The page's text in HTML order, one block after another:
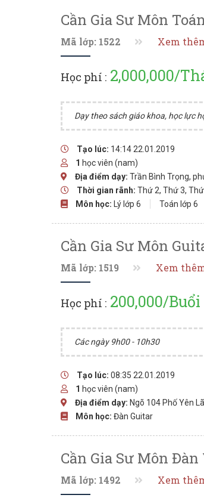
Cần Gia Sư Môn
Mã lớp: 1522 Xem
Học phí : 2,000,000/
Dạy theo sách giáo khoa, học lực
Tạo lúc: 14:14 22.01.2019
1 học viên (nam)
Địa điểm dạy: Trần Bình Trọng,
Thời gian rãnh: Thứ 2, Thứ 3,
Môn học:
Lý lớp 6 Toán lớp 6
Cần Gia Sư Môn
Mã lớp: 1519 Xem
Học phí : 200,000/Buổi
Các ngày 9h00 - 10h30
Tạo lúc: 08:35 22.01.2019
1 học viên (nam)
Địa điểm dạy: Ngõ 104 Phố Yên
Môn học: Đàn Guitar
Cần Gia Sư Môn
Mã lớp: 1492 Xem